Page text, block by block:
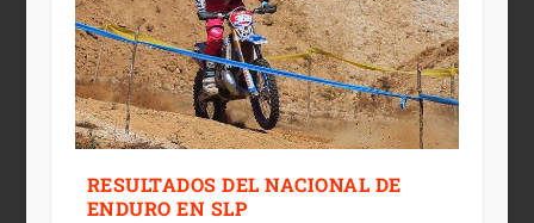
2024: ENDURO NACIONAL, ANEN Y
GUADALAJARA
IMÁGENES DE LAS 6 HORAS DE
ENDURO
CALENDARIO DEL NACIONAL DE
ENDURO 2023
CAMPEONES NACIONALES DE ENDURO
2022
RESULTADOS DEL NACIONAL DE
ENDURO EN SLP